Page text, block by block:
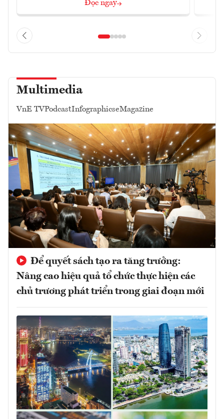
Đọc ngay
Multimedia
VnE TVPodcastInfographicseMagazine
Để quyết sách tạo ra tăng trưởng:
Nâng cao hiệu quả tổ chức thực hiện các
chủ trương phát triển trong giai đoạn mới